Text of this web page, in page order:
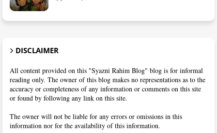
DISCLAIMER
All content provided on this "Syazni Rahim Blog" blog is for informal
reading only. The owner of this blog makes no representations as to the
accuracy or completeness of any information or comments on this site
or found by following any link on this site.
The owner will not be liable for any errors or omissions in this
information nor for the availability of this information.